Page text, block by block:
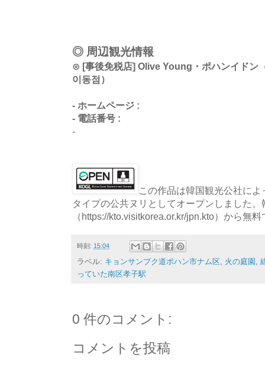
◎ 周辺観光情報
⊙ [事後免税店] Olive Young・ポハンイドン
이동점）
- ホームページ :
- 電話番号 :
-
この作品は韓国観光公社に
タイプの公共ヌリとしてオープンしました。
（https://kto.visitkorea.or.kr/jpn.kto）から無
時刻: 15:04
ラベル: キョンサンブク道ポハン市ナム区, 火の庭園 ,
っていた南区孝子駅
0 件のコメント:
コメントを投稿